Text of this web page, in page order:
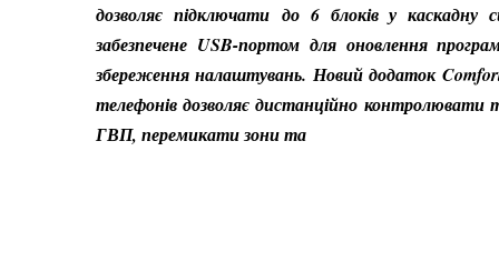
дозволяє підключати до 6 блоків у каскадну
забезпечене USB-портом для оновлення
збереження налаштувань.Новий додаток
телефонів дозволяє дистанційно контролювати
ГВП, перемикати зони та